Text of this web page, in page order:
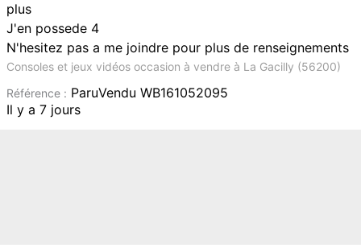
plus
J'en possede 4
N'hesitez pas a me joindre pour plus de renseignements
Consoles et jeux vidéos occasion à vendre à La Gacilly (56200)
Référence : ParuVendu WB161052095
Il y a 7 jours